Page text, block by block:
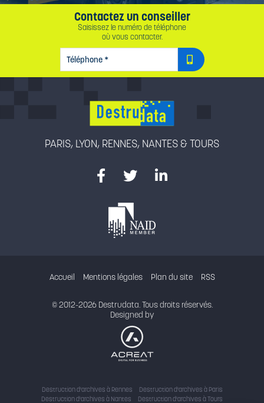
Contactez un conseiller
Saisissez le numéro de téléphone
où vous contacter.
TÉLÉPHONE*
PARIS, LYON, RENNES, NANTES & TOURS
Accueil Mentions légales Plan du site RSS
© 2012-2026 Destrudata. Tous droits réservés.
Designed by
Destruction d'archives à Rennes
Destruction d'archives à Paris
Destruction d'archives à Nantes
Destruction d'archives à Tours